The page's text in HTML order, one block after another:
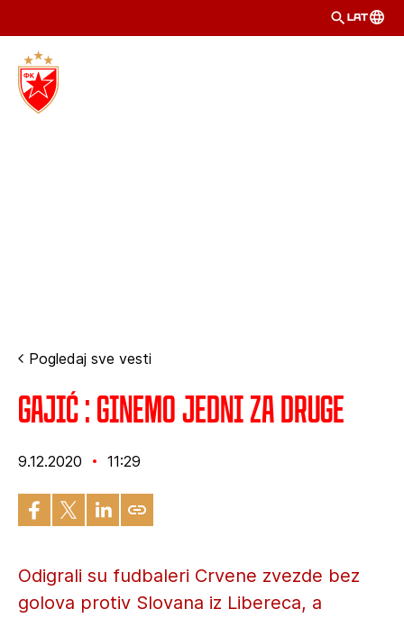
LAT
Pogledaj sve vesti
Gajić : Ginemo jedni za druge
9.12.2020 11:29
Odigrali su fudbaleri Crvene zvezde bez
golova protiv Slovana iz Libereca, a